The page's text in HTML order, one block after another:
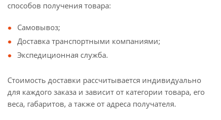
способов получения товара:
Самовывоз;
Доставка транспортными компаниями;
Экспедиционная служба.
Стоимость доставки рассчитывается индивидуально
для каждого заказа и зависит от категории товара, его
веса, габаритов, а также от адреса получателя.